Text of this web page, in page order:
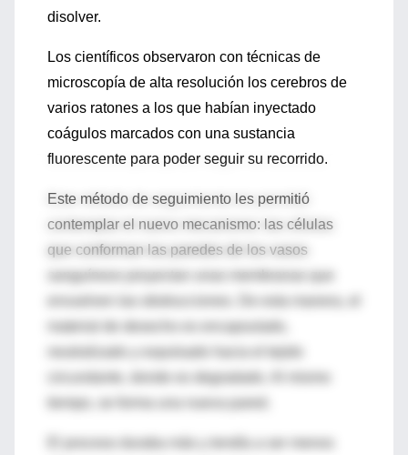
disolver.
Los científicos observaron con técnicas de
microscopía de alta resolución los cerebros de
varios ratones a los que habían inyectado
coágulos marcados con una sustancia
fluorescente para poder seguir su recorrido.
Este método de seguimiento les permitió
contemplar el nuevo mecanismo: las células
que conforman las paredes de los vasos
sanguíneos proyectan unas membranas que
material de desecho es encapsulado,
circundante, donde es degradado. Al mismo
tiempo, se forma una nueva pared.